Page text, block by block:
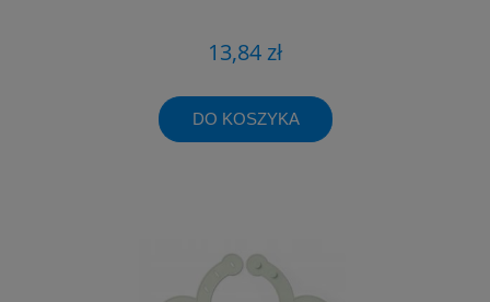
13,84 zł
DO KOSZYKA